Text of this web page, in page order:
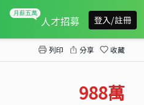
人才招募 登入/註冊
列印 分享 收藏
988萬